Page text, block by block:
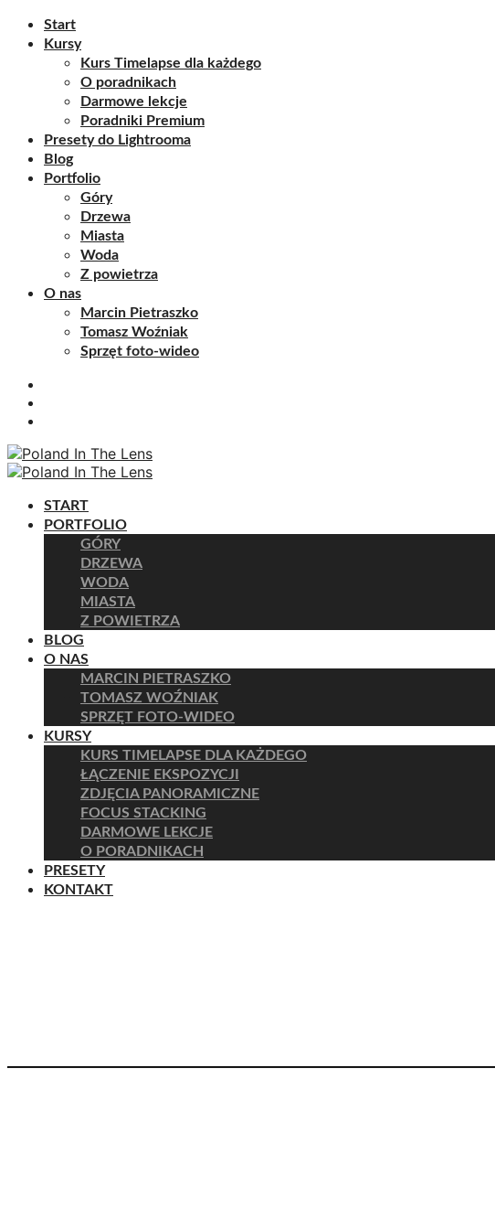
Start
Kursy
Kurs Timelapse dla każdego
O poradnikach
Darmowe lekcje
Poradniki Premium
Presety do Lightrooma
Blog
Portfolio
Góry
Drzewa
Miasta
Woda
Z powietrza
O nas
Marcin Pietraszko
Tomasz Woźniak
Sprzęt foto-wideo
START
PORTFOLIO
GÓRY
DRZEWA
WODA
MIASTA
Z POWIETRZA
BLOG
O NAS
MARCIN PIETRASZKO
TOMASZ WOŹNIAK
SPRZĘT FOTO-WIDEO
KURSY
KURS TIMELAPSE DLA KAŻDEGO
ŁĄCZENIE EKSPOZYCJI
ZDJĘCIA PANORAMICZNE
FOCUS STACKING
DARMOWE LEKCJE
O PORADNIKACH
PRESETY
KONTAKT